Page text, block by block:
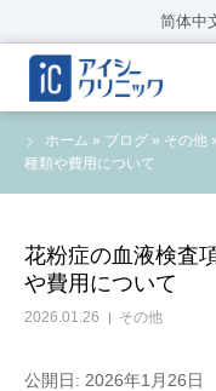
简体中
ホーム » ブログ » その他
種類や費用について
花粉症の血液検査
や費用について
2026.01.26 その他
公開日: 2026年1月26日
クリニック紹介
診療内容
WEB予約
料金表